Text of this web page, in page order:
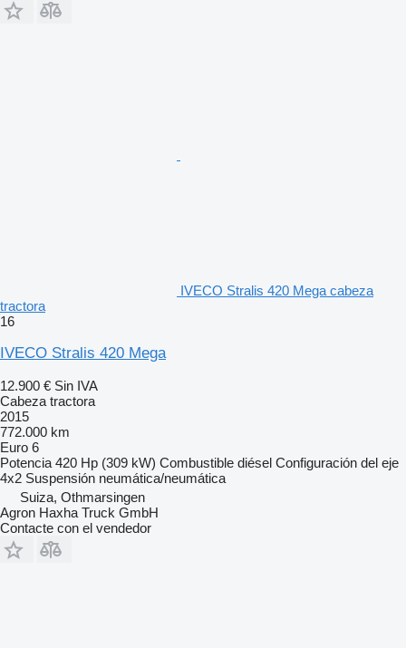
IVECO Stralis 420 Mega cabeza
tractora
16
IVECO Stralis 420 Mega
12.900 € Sin IVA
Cabeza tractora
2015
772.000 km
Euro 6
Potencia 420 Hp (309 kW) Combustible diésel Configuración del eje
4x2 Suspensión neumática/neumática
Suiza, Othmarsingen
Agron Haxha Truck GmbH
Contacte con el vendedor